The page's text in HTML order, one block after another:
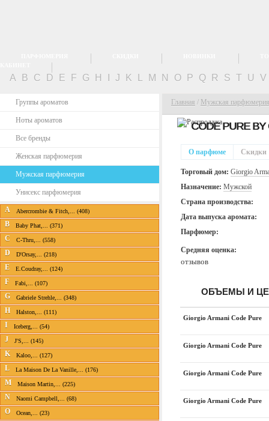
A B C D E F G H J K M N O P Q R S T U V
Группы ароматов
Ноты ароматов
Все бренды
Женская парфюмерия
Мужская парфюмерия
Унисекс парфюмерия
A Abercrombie & Fitch,... (408)
B Baby Phat,... (371)
C C-Thru,... (558)
D D'Orsay,... (218)
E E.Coudray,... (124)
F Fabi,... (107)
G Gabriele Strehle,... (348)
H Halston,... (111)
I Iceberg,... (54)
J J'S,... (145)
K Kaloo,... (127)
L La Maison De La Vanille,... (176)
M Maison Martin,... (225)
N Naomi Campbell,... (68)
O Ocean,... (23)
Главная / Мужская парфюмерия
CODE PURE BY
О парфюме
Торговый дом: Giorgio
Назначение: Мужской
Страна производства:
Дата выпуска аромата:
Парфюмер:
Средняя оценка:
отзывов
Скидки
ОБЪЕМЫ И
Giorgio Armani Code Pure
Giorgio Armani Code Pure
Giorgio Armani Code Pure
Giorgio Armani Code Pure